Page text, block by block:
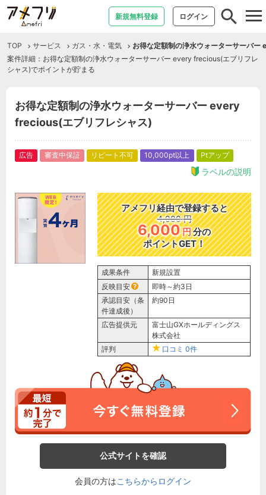
新規無料登録 ログイン
TOP サービス ガス・水・電気
お得な定額制の浄水ウォーターサーバ
案件詳細：お得な定額制の浄水ウォーターサーバー every frecious(エブリフレ
シャス)でポイントが貯まる
お得な定額制の浄水ウォーターサーバー every
frecious(エブリフレシャス)
広告 審査中保証 リピート不可 10,000pt以上 Ptアップ
ラベルの説明
アメフリ経由で登録すると
4,000 円
6,000円分の
ポイントGET！
成果条件
新規設置
反映目安
即時～約3日
承認目安（条
件達成後）
約90日
広告提供元
富士山GXホールディングス
株式会社
評判
口コミ 0件
公式サイトを確認
会員の方はこちらからログイン